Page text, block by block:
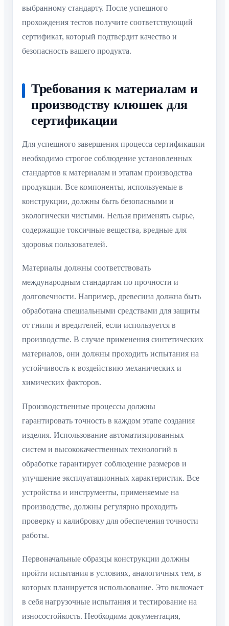
выбранному стандарту. После успешного
прохождения тестов получите соответствующий
сертификат, который подтвердит качество и
безопасность вашего продукта.
Требования к материалам и
производству клюшек для
сертификации
Для успешного завершения процесса сертификации
необходимо строгое соблюдение установленных
стандартов к материалам и этапам производства
продукции. Все компоненты, используемые в
конструкции, должны быть безопасными и
экологически чистыми. Нельзя применять сырье,
содержащие токсичные вещества, вредные для
здоровья пользователей.
Материалы должны соответствовать
международным стандартам по прочности и
долговечности. Например, древесина должна быть
обработана специальными средствами для защиты
от гнили и вредителей, если используется в
производстве. В случае применения синтетических
материалов, они должны проходить испытания на
устойчивость к воздействию механических и
химических факторов.
Производственные процессы должны
гарантировать точность в каждом этапе создания
изделия. Использование автоматизированных
систем и высококачественных технологий в
обработке гарантирует соблюдение размеров и
улучшение эксплуатационных характеристик. Все
устройства и инструменты, применяемые на
производстве, должны регулярно проходить
проверку и калибровку для обеспечения точности
работы.
Первоначальные образцы конструкции должны
пройти испытания в условиях, аналогичных тем, в
которых планируется использование. Это включает
в себя нагрузочные испытания и тестирование на
износостойкость. Необходима документация,